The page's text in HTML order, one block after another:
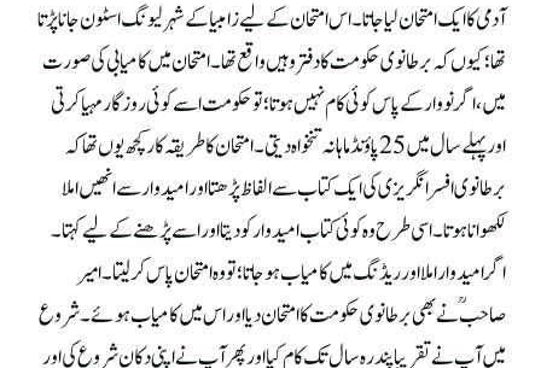
آدمی کا ایک امتحان لیا جاتا۔ اس امتحان کے لیے زامبیا کے شہر لیونگ اسٹون جانا پڑتا
تھا؛ کیوں کہ برطانوی حکومت کا دفتر وہیں واقع تھا۔ امتحان میں کامیابی کی صورت
میں، اگر نووار کے پاس کوئی کام نہیں ہوتا؛ تو حکومت اسے کوئی روزگار مہیا کرتی
اور پہلے سال میں 25 پاؤنڈ ماہانہ تنخواہ دیتی۔امتحان کا طریقہ کار کچھ یوں تھا کہ
برطانوی افسر انگریزی کی ایک کتاب سے الفاظ پڑھتا اور امیدوار سے انھیں املا
لکھوانا ہوتا۔ اسی طرح وہ کوئی کتاب امیدوار کو دیتا اور اسے پڑھنے کے لیے کہتا۔
اگر امیدوار املا اور ریڈنگ میں کامیاب ہوجاتا؛ تو وہ امتحان پاس کر لیتا۔ امیر
صاحبؒ نے بھی برطانوی حکومت کا امتحان دیا اور اس میں کامیاب ہوئے۔ شروع
میں آپ نے تقریبا پندرہ سال تک کام کیا اور پھر آپ نے اپنی دکان شروع کی اور